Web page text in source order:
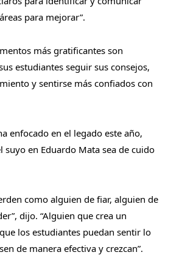
para mejorar”.
más gratificantes son
estudiantes seguir sus consejos,
y sentirse más confiados con
enfocado en el legado este año,
suyo en Eduardo Mata sea de cuido
como alguien de fiar, alguien de
dijo. “Alguien que crea un
los estudiantes puedan sentir lo
de manera efectiva y crezcan”.